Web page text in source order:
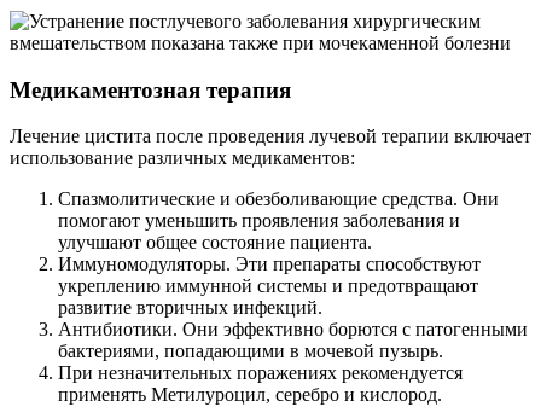
Медикаментозная терапия
Лечение цистита после проведения лучевой терапии включает
использование различных медикаментов:
Спазмолитические и обезболивающие средства. Они
помогают уменьшить проявления заболевания и
улучшают общее состояние пациента.
Иммуномодуляторы. Эти препараты способствуют
укреплению иммунной системы и предотвращают
развитие вторичных инфекций.
Антибиотики. Они эффективно борются с патогенными
бактериями, попадающими в мочевой пузырь.
При незначительных поражениях рекомендуется
применять Метилуроцил, серебро и кислород.